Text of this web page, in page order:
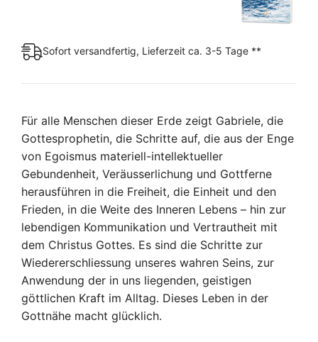
Sofort versandfertig, Lieferzeit ca. 3-5 Tage **
Für alle Menschen dieser Erde zeigt Gabriele, die
Gottesprophetin, die Schritte auf, die aus der Enge
von Egoismus materiell-intellektueller
Gebundenheit, Veräusserlichung und Gottferne
herausführen in die Freiheit, die Einheit und den
Frieden, in die Weite des Inneren Lebens – hin zur
lebendigen Kommunikation und Vertrautheit mit
dem Christus Gottes. Es sind die Schritte zur
Wiedererschliessung unseres wahren Seins, zur
Anwendung der in uns liegenden, geistigen
göttlichen Kraft im Alltag. Dieses Leben in der
Gottnähe macht glücklich.